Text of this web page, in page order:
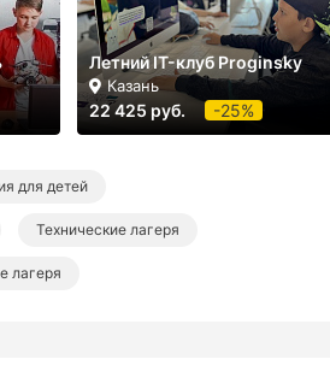
Летний IT-клуб Proginsky
Казань
22 425 руб. -25%
для детей
Технические лагеря
лагеря